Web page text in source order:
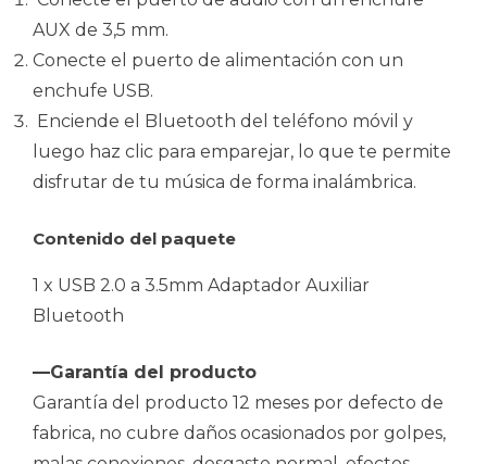
AUX de 3,5 mm.
Conecte el puerto de alimentación con un
enchufe USB.
Enciende el Bluetooth del teléfono móvil y
luego haz clic para emparejar, lo que te permite
disfrutar de tu música de forma inalámbrica.
Contenido del paquete
1 x USB 2.0 a 3.5mm Adaptador Auxiliar
Bluetooth
—Garantía del producto
Garantía del producto 12 meses por defecto de
fabrica, no cubre daños ocasionados por golpes,